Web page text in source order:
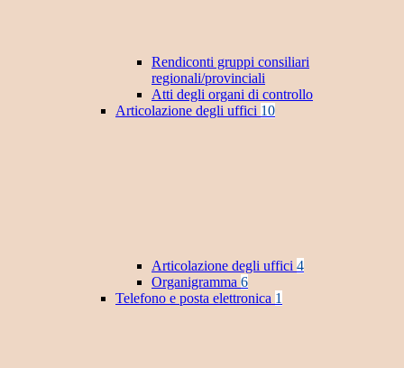
Rendiconti gruppi consiliari
regionali/provinciali
Atti degli organi di controllo
Articolazione degli uffici 10
Articolazione degli uffici 4
Organigramma 6
Telefono e posta elettronica 1